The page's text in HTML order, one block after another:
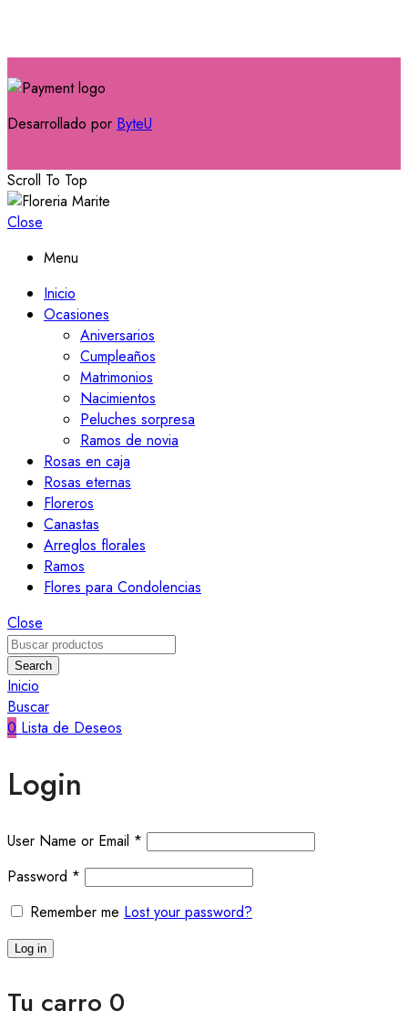
Desarrollado por ByteU
Scroll To Top
Close
Menu
Inicio
Ocasiones
Aniversarios
Cumpleaños
Matrimonios
Nacimientos
Peluches sorpresa
Ramos de novia
Rosas en caja
Rosas eternas
Floreros
Canastas
Arreglos florales
Ramos
Flores para Condolencias
Close
Search
Inicio
Buscar
0 Lista de Deseos
Login
User Name or Email *
Password *
Remember me Lost your password?
Log in
Tu carro 0